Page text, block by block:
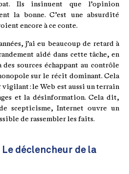
Ils insinuent que l’opinion
la bonne. C’est une absurdité
encore à ce conte.
j’ai eu beaucoup de retard à
aidé dans cette tâche, en
sources échappant au contrôle
sur le récit dominant. Cela
: le Web est aussi un terrain
et la désinformation. Cela dit,
scepticisme, Internet ouvre un
de rassembler les faits.
déclencheur de la